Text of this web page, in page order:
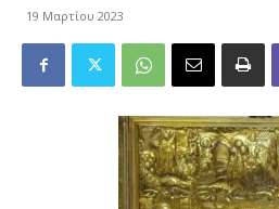
19 Μαρτίου 2023